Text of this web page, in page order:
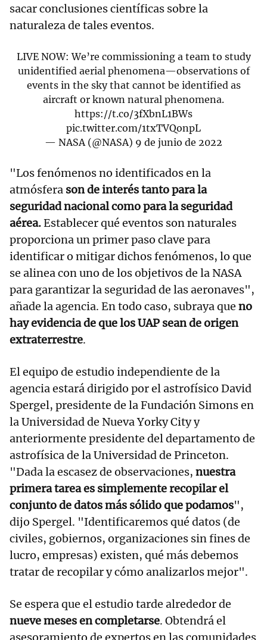
sacar conclusiones científicas sobre la
naturaleza de tales eventos.
LIVE NOW: We’re commissioning a team to study
unidentified aerial phenomena—observations of
events in the sky that cannot be identified as
aircraft or known natural phenomena.
https://t.co/3fXbnL1BWs
pic.twitter.com/1txTVQonpL
— NASA (@NASA) 9 de junio de 2022
"Los fenómenos no identificados en la
atmósfera son de interés tanto para la
seguridad nacional como para la seguridad
aérea.Establecer qué eventos son naturales
proporciona un primer paso clave para
identificar o mitigar dichos fenómenos, lo que
se alinea con uno de los objetivos de la NASA
para garantizar la seguridad de las aeronaves",
añade la agencia. En todo caso, subraya que no
hay evidencia de que los UAP sean de origen
extraterrestre.
El equipo de estudio independiente de la
agencia estará dirigido por el astrofísico David
Spergel, presidente de la Fundación Simons en
la Universidad de Nueva Yorky City y
anteriormente presidente del departamento de
astrofísica de la Universidad de Princeton.
"Dada la escasez de observaciones, nuestra
primera tarea es simplemente recopilar el
conjunto de datos más sólido que podamos",
dijo Spergel. "Identificaremos qué datos (de
civiles, gobiernos, organizaciones sin fines de
lucro, empresas) existen, qué más debemos
tratar de recopilar y cómo analizarlos mejor".
Se espera que el estudio tarde alrededor de
nueve meses en completarse. Obtendrá el